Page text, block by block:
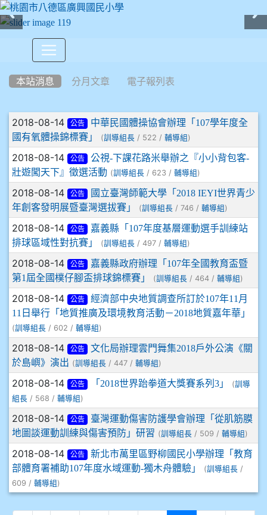
本站消息 分月文章 電子報列表
文章列表
2018-08-14 公告
中華民國體操協會辦理「107學年度全
國有氧體操錦標賽」
(訓導組長 / 522 / 輔導組 )
2018-08-14 公告
公視-下課花路米舉辦之『小小背包客-
壯遊闖天下』徵選活動 (訓導組長 / 623 / 輔導組 )
2018-08-14 公告
國立臺灣師範大學「2018 IEYI世界青少
年創客發明展暨臺灣選拔賽」
(訓導組長 / 746 / 輔導組 )
2018-08-14 公告
嘉義縣「107年度基層運動選手訓練站
排球區域性對抗賽」
(訓導組長 / 497 / 輔導組 )
2018-08-14 公告
嘉義縣政府辦理「107年全國教育盃暨
第1屆全國樸仔腳盃排球錦標賽」
(訓導組長 / 464 / 輔導組 )
2018-08-14 公告
經濟部中央地質調查所訂於107年11月
11日舉行「地質推廣及環境教育活動－2018地質嘉年華」
(訓導組長 / 602 / 輔導組 )
2018-08-14 公告
文化局辦理雲門舞集2018戶外公演《關
於島嶼》演出 (訓導組長 / 447 / 輔導組 )
2018-08-14 公告 「2018世界跆拳道大獎賽系列3」 (訓導
組長 / 568 / 輔導組 )
2018-08-14 公告
臺灣運動傷害防護學會辦理「從肌筋膜
地圖談運動訓練與傷害預防」研習 (訓導組長 / 509 / 輔導組 )
2018-08-14 公告
新北市萬里區野柳國民小學辦理「教育
部體育署補助107年度水域運動-獨木舟體驗」
(訓導組長 /
609 / 輔導組 )